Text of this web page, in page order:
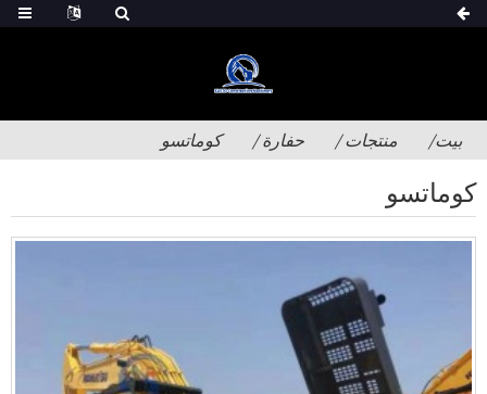
بيت منتجات حفارة كوماتسو
كوماتسو